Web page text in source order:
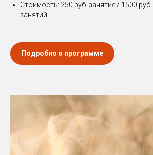
Стоимость: 250 руб. занятие / 1500
занятий
Подробно о программе